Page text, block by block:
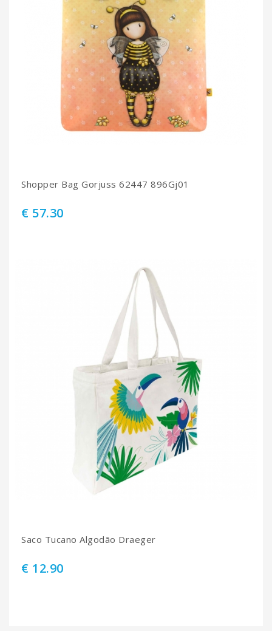
Shopper Bag Gorjuss 62447 896Gj01
€ 57.30
Saco Tucano Algodão Draeger
€ 12.90